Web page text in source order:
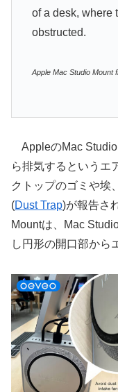
of a desk, where
obstructed.
Apple Mac Studio Mount
AppleのMac Studio
ら排気するというエ
クトップのゴミや埃
(Dust Trap)が報告さ
Mountは、Mac
し円形の開口部から